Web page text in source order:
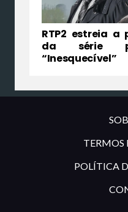
RTP2 estreia a
da série
“Inesquecível”
TERMOS
POLÍTICA